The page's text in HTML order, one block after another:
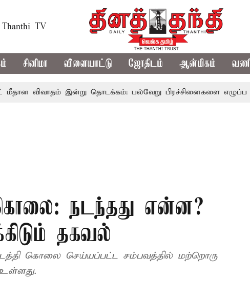
Thanthi TV
சினிமா விளையாட்டு ஜோதிடம் ஆன்மிகம்
இன்று தொடக்கம்: பல்வேறு பிரச்சினைகளை எழுப்ப
நடந்தது என்ன?
தகவல்
கொலை செய்யப்பட்ட சம்பவத்தில் மற்றொரு
உள்ளது.